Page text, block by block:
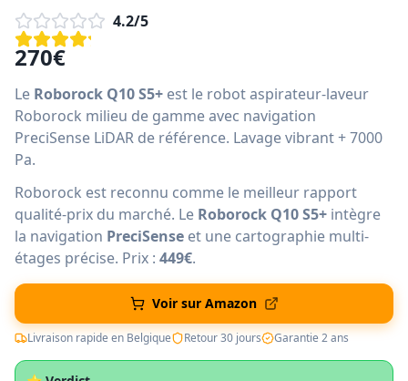
4.2/5
270€
Le Roborock Q10 S5+ est le robot aspirateur-laveur
Roborock milieu de gamme avec navigation
PreciSense LiDAR de référence. Lavage vibrant + 7000
Pa.
Roborock est reconnu comme le meilleur rapport
qualité-prix du marché. Le Roborock Q10 S5+ intègre
la navigation PreciSense et une cartographie multi-
étages précise. Prix : 449€.
Voir sur Amazon
Livraison rapide en Belgique Retour 30 jours Garantie 2 ans